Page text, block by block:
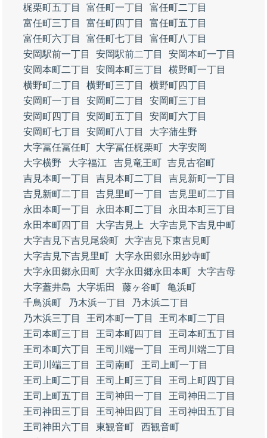
梶栗町五丁目
富任町一丁目
富任町二丁目
富任町三丁目
富任町四丁目
富任町五丁目
富任町六丁目
富任町七丁目
富任町八丁目
安岡駅前一丁目
安岡駅前二丁目
安岡本町一丁目
安岡本町二丁目
安岡本町三丁目
横野町一丁目
横野町二丁目
横野町三丁目
横野町四丁目
安岡町一丁目
安岡町二丁目
安岡町三丁目
安岡町四丁目
安岡町五丁目
安岡町六丁目
安岡町七丁目
安岡町八丁目
大字蒲生野
大字冨任冨任町
大字冨任梶栗町
大字安岡
大字横野
大字福江 吉見竜王町 吉見古宿町
吉見本町一丁目
吉見本町二丁目
吉見新町一丁目
吉見新町二丁目
吉見里町一丁目
吉見里町二丁目
永田本町一丁目
永田本町二丁目
永田本町三丁目
永田本町四丁目
大字吉見上
大字吉見下吉見中町
大字吉見下吉見尾袋町
大字吉見下東吉見町
大字吉見下吉見里町
大字永田郷永田妙寺町
大字永田郷永田町
大字永田郷永田本町
大字吉母
大字蓋井島
大字垢田 藤ヶ谷町
亀浜町
千鳥浜町
乃木浜一丁目
乃木浜二丁目
乃木浜三丁目
王司本町一丁目
王司本町二丁目
王司本町三丁目
王司本町四丁目
王司本町五丁目
王司本町六丁目
王司川端一丁目
王司川端二丁目
王司川端三丁目
王司南町
王司上町一丁目
王司上町二丁目
王司上町三丁目
王司上町四丁目
王司上町五丁目
王司神田一丁目
王司神田二丁目
王司神田三丁目
王司神田四丁目
王司神田五丁目
王司神田六丁目
東観音町
西観音町